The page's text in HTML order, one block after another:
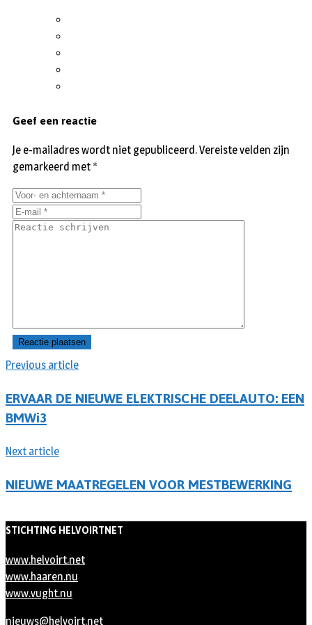
Previous article
ERVAAR DE NIEUWE ELEKTRISCHE DEELAUTO: EEN
BMWi3
Next article
NIEUWE MAATREGELEN VOOR MESTBEWERKING
Geef een reactie
Je e-mailadres wordt niet gepubliceerd.Vereiste velden zijn
gemarkeerd met *
STICHTING HELVOIRTNET
www.helvoirt.net
www.haaren.nu
www.vught.nu
nieuws@helvoirt.net